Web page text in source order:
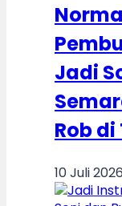
Jadi
Rob
10 Juli 2026